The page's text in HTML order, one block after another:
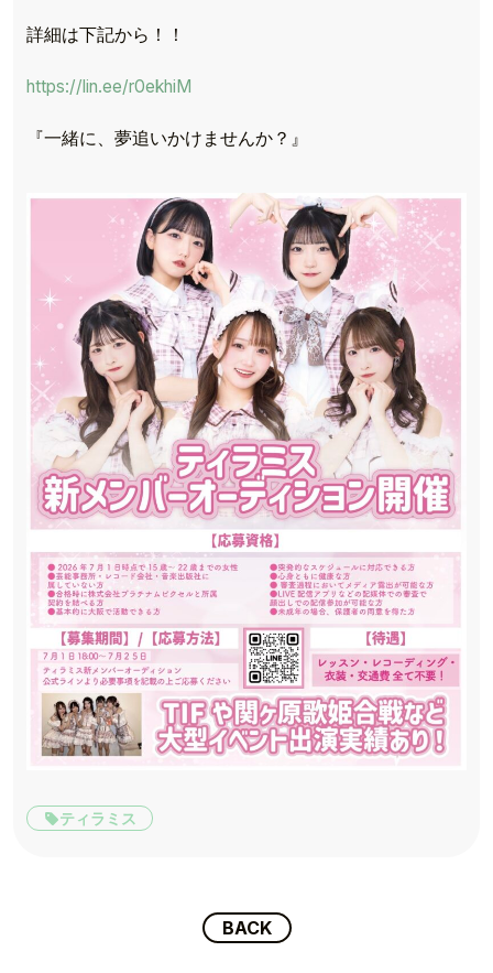
TOP
TOPICS
SCHEDULE
詳細は下記から！！
https://lin.ee/r0ekhiM
『一緒に、夢追いかけませんか？』
ティラミス
BACK